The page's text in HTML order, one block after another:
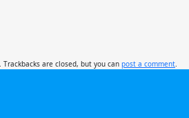
. Trackbacks are closed, but you can post a comment